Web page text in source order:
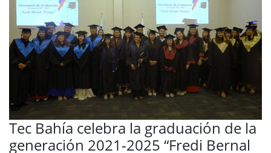
Tec Bahía celebra la graduación de la
generación 2021-2025 “Fredi Bernal